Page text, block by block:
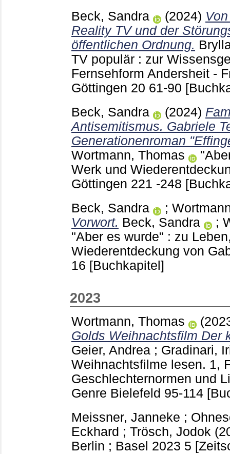
Beck, Sandra
(2024)
Reality TV und der
öffentlichen Ordnung.
TV populär : zur
Fernsehform Andersheit -
Göttingen 20 61-90
Beck, Sandra
(2024)
Antisemitismus. Gabriele
Generationenroman
Wortmann, Thomas
Werk und
Göttingen 221 -248
Beck, Sandra
;
Vorwort. Beck, Sandra ;
"Aber es wurde" : zu
Wiederentdeckung von
16 [Buchkapitel]
2023
Wortmann, Thomas
Golds Weihnachtsfilm Der
Geier, Andrea ; Gradinari,
Weihnachtsfilme lesen. 1,
Geschlechternormen und
Genre Bielefeld 95-114
Meissner, Janneke ;
Eckhard ; Trösch, Jodok
Berlin ; Basel 2023 5